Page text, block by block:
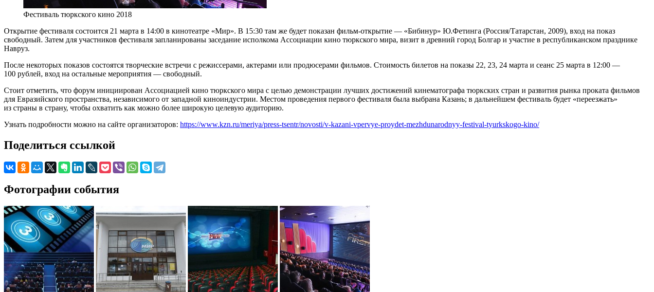
Фестиваль тюркского кино 2018
Открытие фестиваля состоится 21 марта в 14:00 в кинотеатре «Мир». В 15:30 там же будет показан фильм-открытие — «Бибинур» Ю.Фетинга (Россия/Татарстан, 2009), вход на показ
свободный. Затем для участников фестиваля запланированы заседание исполкома Ассоциации кино тюркского мира, визит в древний город Болгар и участие в республиканском празднике
Навруз.
После некоторых показов состоятся творческие встречи с режиссерами, актерами или продюсерами фильмов. Стоимость билетов на показы 22, 23, 24 марта и сеанс 25 марта в 12:00 —
100 рублей, вход на остальные мероприятия — свободный.
Стоит отметить, что форум инициирован Ассоциацией кино тюркского мира с целью демонстрации лучших достижений кинематографа тюркских стран и развития рынка проката фильмов
для Евразийского пространства, независимого от западной киноиндустрии. Местом проведения первого фестиваля была выбрана Казань; в дальнейшем фестиваль будет «переезжать»
из страны в страну, чтобы охватить как можно более широкую целевую аудиторию.
Узнать подробности можно на сайте организаторов: https://www.kzn.ru/meriya/press-tsentr/novosti/v-kazani-vpervye-proydet-mezhdunarodnyy-festival-tyurkskogo-kino/
Поделиться ссылкой
Фотографии события